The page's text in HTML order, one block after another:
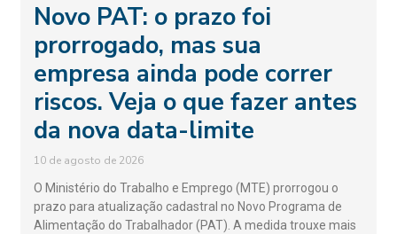
Novo PAT: o prazo foi
prorrogado, mas sua
empresa ainda pode correr
riscos. Veja o que fazer antes
da nova data-limite
10 de agosto de 2026
O Ministério do Trabalho e Emprego (MTE) prorrogou o
prazo para atualização cadastral no Novo Programa de
Alimentação do Trabalhador (PAT). A medida trouxe mais